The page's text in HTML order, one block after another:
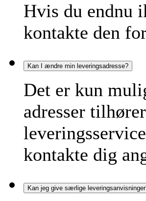
Hvis du endnu
kontakte den
Kan I ændre min leveringsadresse?
Det er kun
adresser
kontakte dig
Kan jeg give særlige